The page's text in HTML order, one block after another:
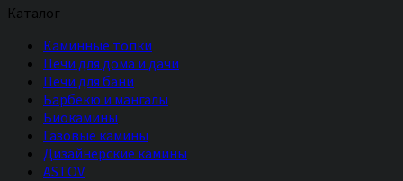
Каталог
Каминные топки
Печи для дома и дачи
Печи для бани
Барбекю и мангалы
Биокамины
Газовые камины
Дизайнерские камины
ASTOV